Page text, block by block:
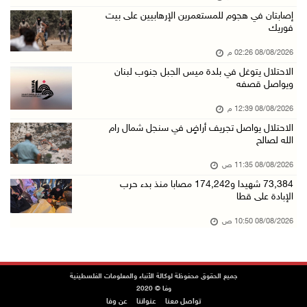
08/آب/2026 10:50 ص
قوات الاحتلال تجري تحقيقات ميدانية مع عشرات ا ...
08/آب/2026 10:18 ص
تقرير: خطاب الكراهية والتحريض يتصاعد في أوساط ...
08/آب/2026 09:38 ص
3 إصابات برصاص الاحتلال شمال خان يونس
ارتفاع أسعار النفط
أبرز عناوين الصحف الفلسطينية
إصابتان في هجوم للمستعمرين الإرهابيين على بيت
فوريك
08/08/2026 02:26 م
الاحتلال يتوغل في بلدة ميس الجبل جنوب لبنان
ويواصل قصفه
08/08/2026 12:39 م
الاحتلال يواصل تجريف أراضٍ في سنجل شمال رام
الله لصالح
08/08/2026 11:35 ص
73,384 شهيدا و174,242 مصابا منذ بدء حرب
الإبادة على قطا
08/08/2026 10:50 ص
جميع الحقوق محفوظة لوكالة الأنباء والمعلومات الفلسطينية
وفا © 2020
تواصل معنا عنواننا عن وفا